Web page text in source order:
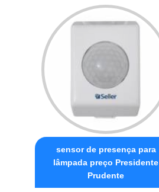
sensor de presença para
lâmpada preço Presidente
Prudente